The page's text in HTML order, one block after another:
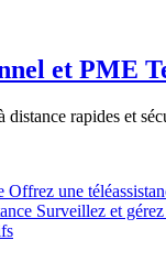
et PME
distance rapides et
Offrez une
Surveillez et